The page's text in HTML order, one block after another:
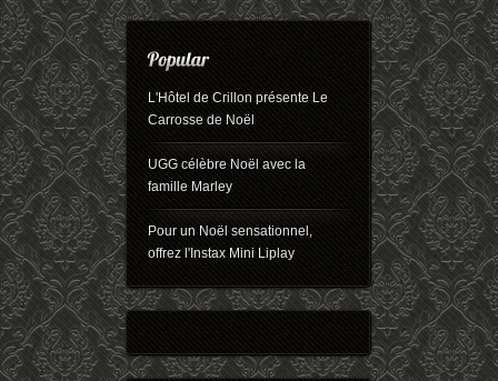
L'Hôtel de Crillon présente Le
Carrosse de Noël
UGG célèbre Noël avec la
famille Marley
Pour un Noël sensationnel,
offrez l'Instax Mini Liplay